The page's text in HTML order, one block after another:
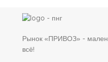
Рынок «ПРИВОЗ» -
всё!